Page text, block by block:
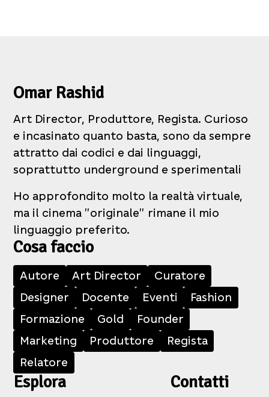
Omar Rashid
Art Director, Produttore, Regista. Curioso
e incasinato quanto basta, sono da sempre
attratto dai codici e dai linguaggi,
soprattutto underground e sperimentali
Ho approfondito molto la realtà virtuale,
ma il cinema "originale" rimane il mio
linguaggio preferito.
Cosa faccio
Autore Art Director
Curatore
Designer
Docente Eventi
Fashion
Formazione
Gold
Founder
Marketing
Produttore
Regista
Relatore
Esplora Contatti